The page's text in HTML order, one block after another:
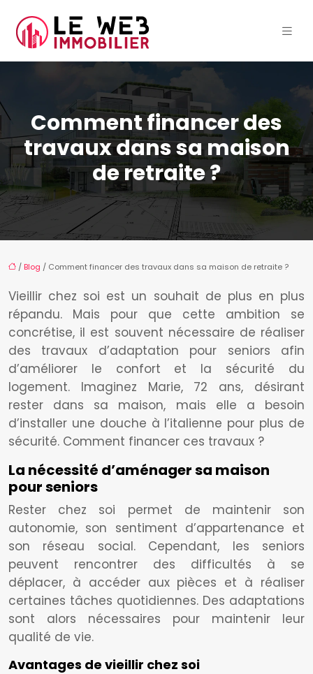
Comment financer des
travaux dans sa maison
de retraite ?
/ Blog / Comment financer des travaux dans sa maison de retraite ?
Vieillir chez soi est un souhait de plus en plus
répandu. Mais pour que cette ambition se
concrétise, il est souvent nécessaire de réaliser
des travaux d’adaptation pour seniors afin
d’améliorer le confort et la sécurité du
logement. Imaginez Marie, 72 ans, désirant
rester dans sa maison, mais elle a besoin
d’installer une douche à l’italienne pour plus de
sécurité. Comment financer ces travaux ?
La nécessité d’aménager sa maison
pour seniors
Rester chez soi permet de maintenir son
autonomie, son sentiment d’appartenance et
son réseau social. Cependant, les seniors
peuvent rencontrer des difficultés à se
déplacer, à accéder aux pièces et à réaliser
certaines tâches quotidiennes. Des adaptations
sont alors nécessaires pour maintenir leur
qualité de vie.
Avantages de vieillir chez soi